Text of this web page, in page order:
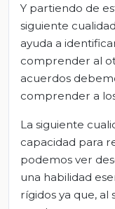
Y partiendo de
siguiente
ayuda a
comprender al
acuerdos
comprender a
La siguiente
capacidad para
podemos ver
una habilidad
rígidos ya que, al